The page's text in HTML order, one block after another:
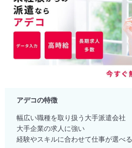
アデコの特徴
幅広い職種を取り扱う大手派遣会社
大手企業の求人に強い
経験やスキルに合わせて仕事が選べる